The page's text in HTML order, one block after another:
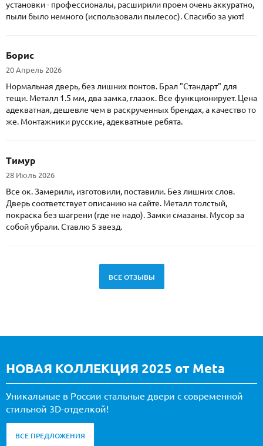
установки - профессионалы, расширили проем очень аккуратно,
пыли было немного (использовали пылесос). Спасибо за уют!
Борис
20 Апрель 2026
Нормальная дверь, без лишних понтов. Брал "Стандарт" для
тещи. Металл 1.5 мм, два замка, глазок. Все функционирует. Цена
адекватная, дешевле чем в раскрученных брендах, а качество то
же. Монтажники русские, адекватные ребята.
Тимур
28 Июль 2026
Все ок. Замерили, изготовили, поставили. Без лишних слов.
Дверь соответствует описанию на сайте. Металл толстый,
покраска без шагрени (где не надо). Замки смазаны. Мусор за
собой убрали. Ставлю 5 звезд.
ВСЕ ОТЗЫВЫ
НОВАЯ КОЛЛЕКЦИЯ 2025 от Meta
Уникальные в России стальные двери с современной
стильной 3D-отделкой!
ВСЕ ПРЕДЛОЖЕНИЯ